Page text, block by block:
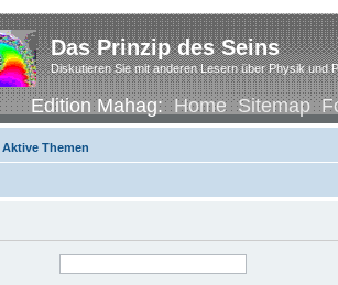
Das Prinzip des Seins
Diskutieren Sie mit anderen Lesern über Physik und
Edition Mahag:Home Sitemap
Aktive Themen